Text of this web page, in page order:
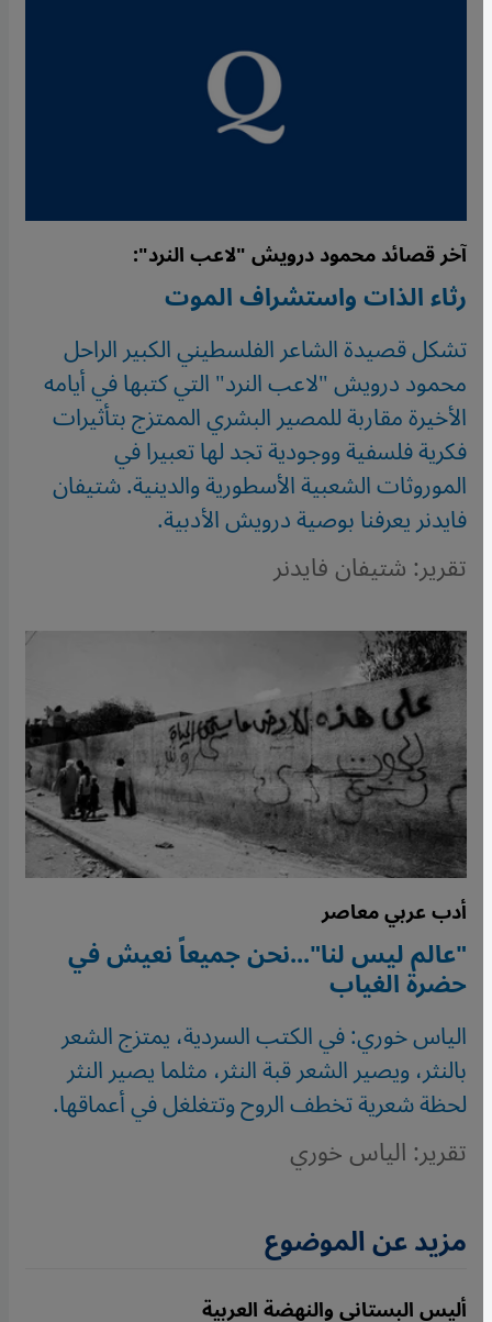
آخر قصائد محمود درويش "لاعب النرد":
رثاء الذات واستشراف الموت
تشكل قصيدة الشاعر الفلسطيني الكبير الراحل
محمود درويش "لاعب النرد" التي كتبها في أيامه
الأخيرة مقاربة للمصير البشري الممتزج بتأثيرات
فكرية فلسفية ووجودية تجد لها تعبيرا في
الموروثات الشعبية الأسطورية والدينية. شتيفان
فايدنر يعرفنا بوصية درويش الأدبية.
تقرير: شتيفان فايدنر
أدب عربي معاصر
"عالم ليس لنا"...نحن جميعاً نعيش في
حضرة الغياب
الياس خوري: في الكتب السردية، يمتزج الشعر
بالنثر، ويصير الشعر قبة النثر، مثلما يصير النثر
لحظة شعرية تخطف الروح وتتغلغل في أعماقها.
تقرير: الياس خوري
مزيد عن الموضوع
أليس البستاني والنهضة العربية